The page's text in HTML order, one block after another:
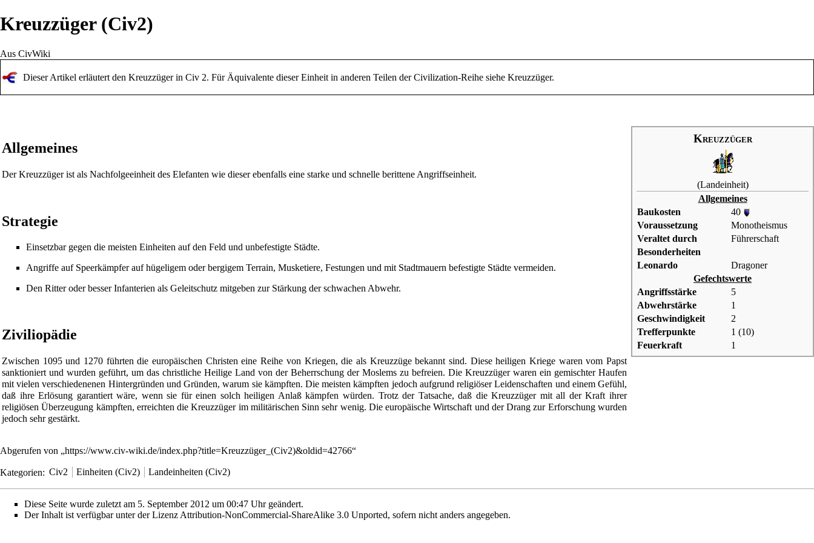
Kreuzzüger (Civ2)
Aus CivWiki
Dieser Artikel erläutert den Kreuzzüger in Civ 2. Für Äquivalente dieser Einheit in anderen Teilen der Civilization-Reihe siehe Kreuzzüger.
Kreuzzüger
(Landeinheit)
Allgemeines
Baukosten
40
Voraussetzung
Monotheismus
Veraltet durch
Führerschaft
Besonderheiten
Leonardo
Dragoner
Gefechtswerte
Angriffsstärke
5
Abwehrstärke
1
Geschwindigkeit
2
Trefferpunkte
1 (10)
Feuerkraft
1
Allgemeines
Der Kreuzzüger ist als Nachfolgeeinheit des Elefanten wie dieser ebenfalls eine starke und schnelle berittene Angriffseinheit.
Strategie
Einsetzbar gegen die meisten Einheiten auf den Feld und unbefestigte Städte.
Angriffe auf Speerkämpferauf hügeligem oder bergigem Terrain, Musketiere, Festungen und mit Stadtmauern befestigte Städte vermeiden.
Den Ritteroder besser Infanterien als Geleitschutz mitgeben zur Stärkung der schwachen Abwehr.
Ziviliopädie
Zwischen 1095 und 1270 führten die europäischen Christen eine Reihe von Kriegen, die als Kreuzzüge bekannt sind. Diese heiligen Kriege waren vom Papst
sanktioniert und wurden geführt, um das christliche Heilige Land von der Beherrschung der Moslems zu befreien. Die Kreuzzüger waren ein gemischter Haufen
mit vielen verschiedenenen Hintergründen und Gründen, warum sie kämpften. Die meisten kämpften jedoch aufgrund religiöser Leidenschaften und einem Gefühl,
daß ihre Erlösung garantiert wäre, wenn sie für einen solch heiligen Anlaß kämpfen würden. Trotz der Tatsache, daß die Kreuzzüger mit all der Kraft ihrer
religiösen Überzeugung kämpften, erreichten die Kreuzzüger im militärischen Sinn sehr wenig. Die europäische Wirtschaft und der Drang zur Erforschung wurden
jedoch sehr gestärkt.
Abgerufen von „https://www.civ-wiki.de/index.php?title=Kreuzzüger_(Civ2)&oldid=42766“
Kategorien: Civ2 Einheiten (Civ2) Landeinheiten (Civ2)
Diese Seite wurde zuletzt am 5. September 2012 um 00:47 Uhr geändert.
Der Inhalt ist verfügbar unter der Lizenz Attribution-NonCommercial-ShareAlike 3.0 Unported, sofern nicht anders angegeben.